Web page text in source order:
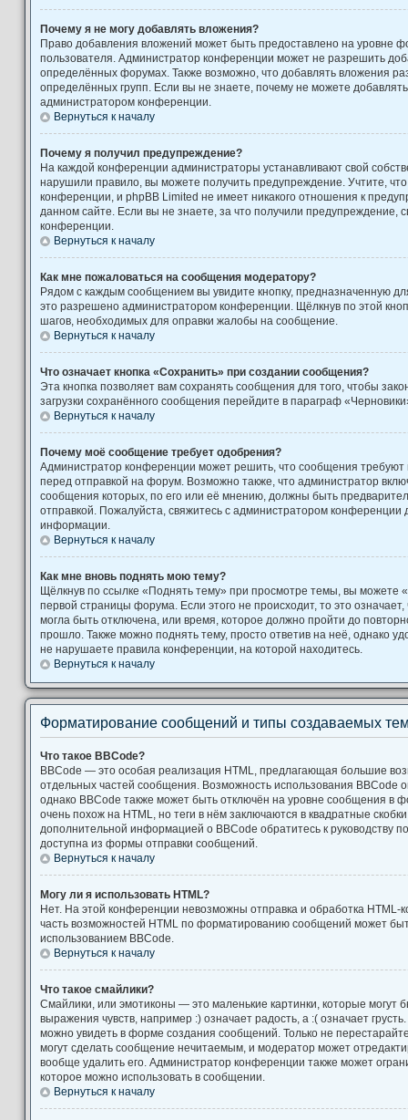
Почему я не могу добавлять вложения?
Право добавления вложений может быть предоставлено на уровне
пользователя. Администратор конференции может не разрешить
определённых форумах. Также возможно, что добавлять вложения
определённых групп. Если вы не знаете, почему не можете
администратором конференции.
Вернуться к началу
Почему я получил предупреждение?
На каждой конференции администраторы устанавливают свой
нарушили правило, вы можете получить предупреждение. Учтите,
конференции, и phpBB Limited не имеет никакого отношения к
данном сайте. Если вы не знаете, за что получили предупреждение,
конференции.
Вернуться к началу
Как мне пожаловаться на сообщения модератору?
Рядом с каждым сообщением вы увидите кнопку, предназначенную
это разрешено администратором конференции. Щёлкнув по этой
шагов, необходимых для оправки жалобы на сообщение.
Вернуться к началу
Что означает кнопка «Сохранить» при создании сообщения?
Эта кнопка позволяет вам сохранять сообщения для того, чтобы
загрузки сохранённого сообщения перейдите в параграф
Вернуться к началу
Почему моё сообщение требует одобрения?
Администратор конференции может решить, что сообщения требуют
перед отправкой на форум. Возможно также, что администратор
сообщения которых, по его или её мнению, должны быть
отправкой. Пожалуйста, свяжитесь с администратором конференции
информации.
Вернуться к началу
Как мне вновь поднять мою тему?
Щёлкнув по ссылке «Поднять тему» при просмотре темы, вы можете
первой страницы форума. Если этого не происходит, то это
могла быть отключена, или время, которое должно пройти до
прошло. Также можно поднять тему, просто ответив на неё, однако
не нарушаете правила конференции, на которой находитесь.
Вернуться к началу
Форматирование сообщений и типы создаваемых
Что такое BBCode?
BBCode — это особая реализация HTML, предлагающая большие
отдельных частей сообщения. Возможность использования BBCode
однако BBCode также может быть отключён на уровне сообщения в
очень похож на HTML, но теги в нём заключаются в квадратные
дополнительной информацией о BBCode обратитесь к руководству
доступна из формы отправки сообщений.
Вернуться к началу
Могу ли я использовать HTML?
Нет. На этой конференции невозможны отправка и обработка
часть возможностей HTML по форматированию сообщений может
использованием BBCode.
Вернуться к началу
Что такое смайлики?
Смайлики, или эмотиконы — это маленькие картинки, которые могут
выражения чувств, например :) означает радость, а :( означает
можно увидеть в форме создания сообщений. Только не
могут сделать сообщение нечитаемым, и модератор может
вообще удалить его. Администратор конференции также может
которое можно использовать в сообщении.
Вернуться к началу